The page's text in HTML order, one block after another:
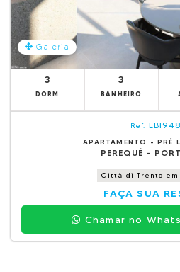
Galeria
3
DORM
3
BANHEIRO
Ref.
APARTAMENTO - PRÉ
PEREQUÊ -
Città di Trento em
FAÇA SUA
Chamar no